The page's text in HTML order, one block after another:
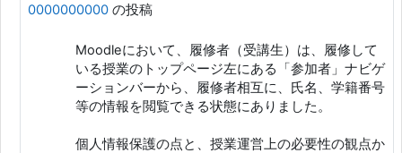
0000000000の投稿
Moodleにおいて、履修者（受講生）は、履修して
いる授業のトップページ左にある「参加者」ナビゲ
ーションバーから、履修者相互に、氏名、学籍番号
等の情報を閲覧できる状態にありました。
個人情報保護の点と、授業運営上の必要性の観点か